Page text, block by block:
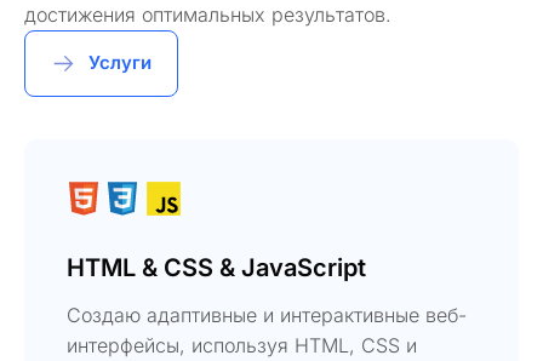
достижения оптимальных результатов.
Услуги
HTML & CSS & JavaScript
Создаю адаптивные и интерактивные веб-
интерфейсы, используя HTML, CSS и